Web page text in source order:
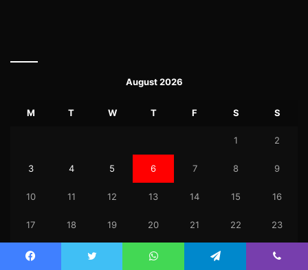
August 2026
M T W T F S S
1 2
3 4 5 6 7 8 9
10 11 12 13 14 15 16
17 18 19 20 21 22 23
24 27
30